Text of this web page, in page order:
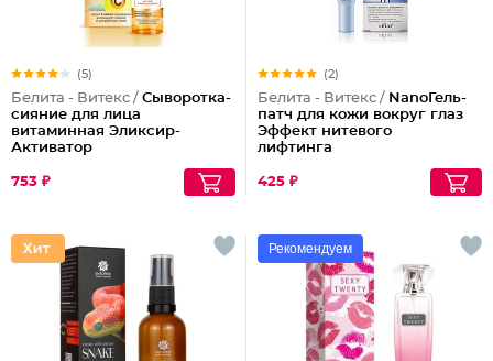
(5)
Белита - Витекс / Сыворотка-
сияние для лица
витаминная Эликсир-
Активатор
753 ₽
(2)
Белита - Витекс / NanoГель-
патч для кожи вокруг глаз
Эффект нитевого
лифтинга
425 ₽
Рекомендуем